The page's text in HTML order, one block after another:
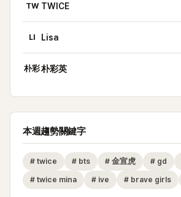
TW TWICE
LI Lisa
朴彩朴彩英
本週趨勢關鍵字
# twice # bts # 金宣虎 # gd
# twice mina # ive # brave girls